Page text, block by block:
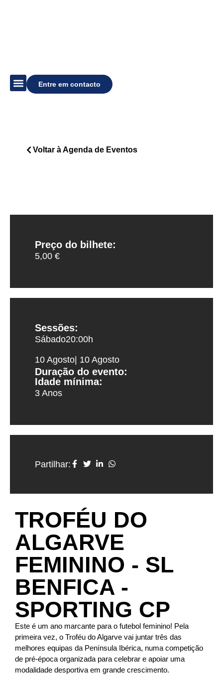
Entre em contacto
Voltar à Agenda de Eventos
Preço do bilhete:
5,00 €
Sessões:
Sábado20:00h
10 Agosto | 10 Agosto
Duração do evento:
Idade mínima:
3 Anos
Partilhar:
TROFÉU DO
ALGARVE
FEMININO - SL
BENFICA -
SPORTING CP
Este é um ano marcante para o futebol feminino! Pela
primeira vez, o Troféu do Algarve vai juntar três das
melhores equipas da Península Ibérica, numa competição
de pré-época organizada para celebrar e apoiar uma
modalidade desportiva em grande crescimento.